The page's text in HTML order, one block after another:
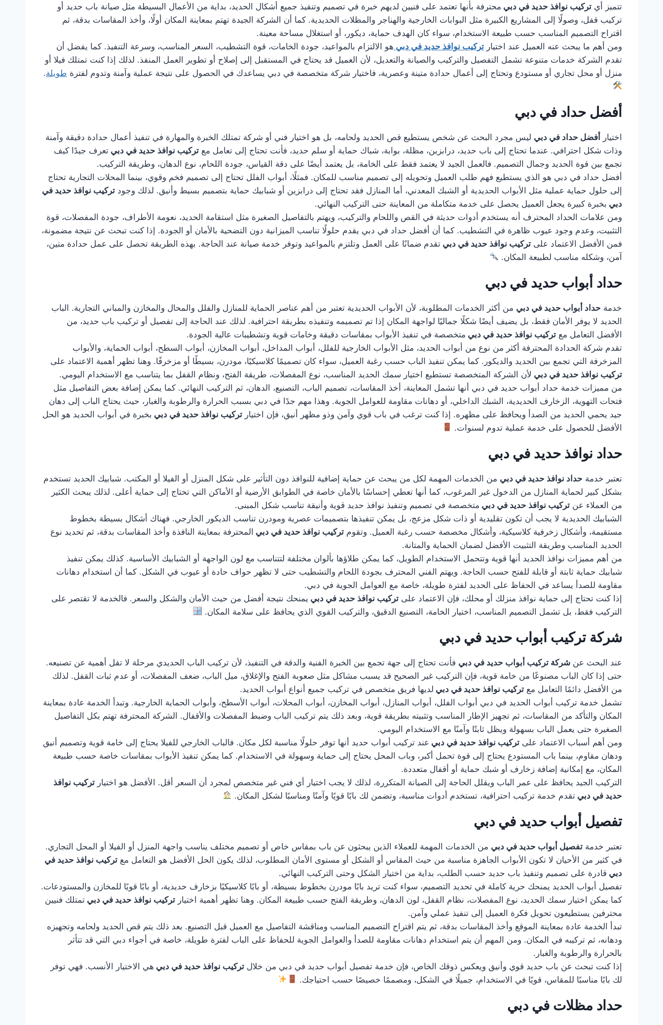
تتميز أي تركيب نوافذ حديد في دبي محترفة بأنها تعتمد على فنيين لديهم خبرة في تصميم وتنفيذ جميع أشكال الحديد، بداية من الأعمال البسيطة مثل صيانة باب حديد أو
تركيب قفل، وصولًا إلى المشاريع الكبيرة مثل البوابات الخارجية والهناجر والمظلات الحديدية. كما أن الشركة الجيدة تهتم بمعاينة المكان أولًا، وأخذ المقاسات بدقة، ثم
اقتراح التصميم المناسب حسب طبيعة الاستخدام، سواء كان الهدف حماية، ديكور، أو استغلال مساحة معينة.
ومن أهم ما يبحث عنه العميل عند اختيار تركيب نوافذ حديد في دبي هو الالتزام بالمواعيد، جودة الخامات، قوة التشطيب، السعر المناسب، وسرعة التنفيذ. كما يفضل أن
تقدم الشركة خدمات متنوعة تشمل التفصيل والتركيب والصيانة والتعديل، لأن العميل قد يحتاج في المستقبل إلى إصلاح أو تطوير العمل المنفذ. لذلك إذا كنت تمتلك فيلا أو
منزل أو محل تجاري أو مستودع وتحتاج إلى أعمال حدادة متينة وعصرية، فاختيار شركة متخصصة في دبي يساعدك في الحصول على نتيجة عملية وآمنة وتدوم لفترة طويلة.
أفضل حداد في دبي
اختيار أفضل حداد في دبي ليس مجرد البحث عن شخص يستطيع قص الحديد ولحامه، بل هو اختيار فني أو شركة تمتلك الخبرة والمهارة في تنفيذ أعمال حدادة دقيقة وآمنة
وذات شكل احترافي. عندما تحتاج إلى باب حديد، درابزين، مظلة، بوابة، شباك حماية أو سلم حديد، فأنت تحتاج إلى تعامل مع تركيب نوافذ حديد في دبي تعرف جيدًا كيف
تجمع بين قوة الحديد وجمال التصميم. فالعمل الجيد لا يعتمد فقط على الخامة، بل يعتمد أيضًا على دقة القياس، جودة اللحام، نوع الدهان، وطريقة التركيب.
أفضل حداد في دبي هو الذي يستطيع فهم طلب العميل وتحويله إلى تصميم مناسب للمكان. فمثلًا، أبواب الفلل تحتاج إلى تصميم فخم وقوي، بينما المحلات التجارية تحتاج
إلى حلول حماية عملية مثل الأبواب الحديدية أو الشبك المعدني، أما المنازل فقد تحتاج إلى درابزين أو شبابيك حماية بتصميم بسيط وأنيق. لذلك وجود تركيب نوافذ حديد في
دبي بخبرة كبيرة يجعل العميل يحصل على خدمة متكاملة من المعاينة حتى التركيب النهائي.
ومن علامات الحداد المحترف أنه يستخدم أدوات حديثة في القص واللحام والتركيب، ويهتم بالتفاصيل الصغيرة مثل استقامة الحديد، نعومة الأطراف، جودة المفصلات، قوة
التثبيت، وعدم وجود عيوب ظاهرة في التشطيب. كما أن أفضل حداد في دبي يقدم حلولًا تناسب الميزانية دون التضحية بالأمان أو الجودة. إذا كنت تبحث عن نتيجة مضمونة،
فمن الأفضل الاعتماد على تركيب نوافذ حديد في دبي تقدم ضمانًا على العمل وتلتزم بالمواعيد وتوفر خدمة صيانة عند الحاجة. بهذه الطريقة تحصل على عمل حدادة متين،
آمن، وشكله مناسب لطبيعة المكان.
حداد أبواب حديد في دبي
خدمة حداد أبواب حديد في دبي من أكثر الخدمات المطلوبة، لأن الأبواب الحديدية تعتبر من أهم عناصر الحماية للمنازل والفلل والمحال والمخازن والمباني التجارية. الباب
الحديد لا يوفر الأمان فقط، بل يضيف أيضًا شكلًا جماليًا لواجهة المكان إذا تم تصميمه وتنفيذه بطريقة احترافية. لذلك عند الحاجة إلى تفصيل أو تركيب باب حديد، من
الأفضل التعامل مع تركيب نوافذ حديد في دبي متخصصة في تنفيذ الأبواب بمقاسات دقيقة وخامات قوية وتشطيبات عالية الجودة.
تقدم شركة الحدادة المحترفة أكثر من نوع من أبواب الحديد، مثل الأبواب الخارجية للفلل، أبواب المداخل، أبواب المخازن، أبواب السطح، أبواب الحماية، والأبواب
المزخرفة التي تجمع بين الحديد والديكور. كما يمكن تنفيذ الباب حسب رغبة العميل، سواء كان تصميمًا كلاسيكيًا، مودرن، بسيطًا أو مزخرفًا. وهنا تظهر أهمية الاعتماد على
تركيب نوافذ حديد في دبي لأن الشركة المتخصصة تستطيع اختيار سمك الحديد المناسب، نوع المفصلات، طريقة الفتح، ونظام القفل بما يتناسب مع الاستخدام اليومي.
من مميزات خدمة حداد أبواب حديد في دبي أنها تشمل المعاينة، أخذ المقاسات، تصميم الباب، التصنيع، الدهان، ثم التركيب النهائي. كما يمكن إضافة بعض التفاصيل مثل
فتحات التهوية، الزخارف الحديدية، الشبك الداخلي، أو دهانات مقاومة للعوامل الجوية. وهذا مهم جدًا في دبي بسبب الحرارة والرطوبة والغبار، حيث يحتاج الباب إلى دهان
جيد يحمي الحديد من الصدأ ويحافظ على مظهره. إذا كنت ترغب في باب قوي وآمن وذو مظهر أنيق، فإن اختيار تركيب نوافذ حديد في دبي بخبرة في أبواب الحديد هو الحل
الأفضل للحصول على خدمة عملية تدوم لسنوات.
حداد نوافذ حديد في دبي
تعتبر خدمة حداد نوافذ حديد في دبي من الخدمات المهمة لكل من يبحث عن حماية إضافية للنوافذ دون التأثير على شكل المنزل أو الفيلا أو المكتب. شبابيك الحديد تستخدم
بشكل كبير لحماية المنازل من الدخول غير المرغوب، كما أنها تعطي إحساسًا بالأمان خاصة في الطوابق الأرضية أو الأماكن التي تحتاج إلى حماية أعلى. لذلك يبحث الكثير
من العملاء عن تركيب نوافذ حديد في دبي متخصصة في تصميم وتنفيذ نوافذ حديد قوية وأنيقة تناسب شكل المبنى.
الشبابيك الحديدية لا يجب أن تكون تقليدية أو ذات شكل مزعج، بل يمكن تنفيذها بتصميمات عصرية ومودرن تناسب الديكور الخارجي. فهناك أشكال بسيطة بخطوط
مستقيمة، وأشكال زخرفية كلاسيكية، وأشكال مخصصة حسب رغبة العميل. وتقوم تركيب نوافذ حديد في دبي المحترفة بمعاينة النافذة وأخذ المقاسات بدقة، ثم تحديد نوع
الحديد المناسب وطريقة التثبيت الأفضل لضمان الحماية والمتانة.
من أهم مميزات نوافذ الحديد أنها قوية وتتحمل الاستخدام الطويل، كما يمكن طلاؤها بألوان مختلفة لتتناسب مع لون الواجهة أو الشبابيك الأساسية. كذلك يمكن تنفيذ
شبابيك حماية ثابتة أو قابلة للفتح حسب الحاجة. ويهتم الفني المحترف بجودة اللحام والتشطيب حتى لا تظهر حواف حادة أو عيوب في الشكل. كما أن استخدام دهانات
مقاومة للصدأ يساعد في الحفاظ على الحديد لفترة طويلة، خاصة مع العوامل الجوية في دبي.
إذا كنت تحتاج إلى حماية نوافذ منزلك أو محلك، فإن الاعتماد على تركيب نوافذ حديد في دبي يمنحك نتيجة أفضل من حيث الأمان والشكل والسعر. فالخدمة لا تقتصر على
التركيب فقط، بل تشمل التصميم المناسب، اختيار الخامة، التصنيع الدقيق، والتركيب القوي الذي يحافظ على سلامة المكان.
شركة تركيب أبواب حديد في دبي
عند البحث عن شركة تركيب أبواب حديد في دبي فأنت تحتاج إلى جهة تجمع بين الخبرة الفنية والدقة في التنفيذ، لأن تركيب الباب الحديدي مرحلة لا تقل أهمية عن تصنيعه.
حتى إذا كان الباب مصنوعًا من خامة قوية، فإن التركيب غير الصحيح قد يسبب مشاكل مثل صعوبة الفتح والإغلاق، ميل الباب، ضعف المفصلات، أو عدم ثبات القفل. لذلك
من الأفضل دائمًا التعامل مع تركيب نوافذ حديد في دبي لديها فريق متخصص في تركيب جميع أنواع أبواب الحديد.
تشمل خدمة تركيب أبواب الحديد في دبي أبواب الفلل، أبواب المنازل، أبواب المخازن، أبواب المحلات، أبواب الأسطح، وأبواب الحماية الخارجية. وتبدأ الخدمة عادة بمعاينة
المكان والتأكد من المقاسات، ثم تجهيز الإطار المناسب وتثبيته بطريقة قوية، وبعد ذلك يتم تركيب الباب وضبط المفصلات والأقفال. الشركة المحترفة تهتم بكل التفاصيل
الصغيرة حتى يعمل الباب بسهولة ويظل ثابتًا وآمنًا مع الاستخدام اليومي.
ومن أهم أسباب الاعتماد على تركيب نوافذ حديد في دبي عند تركيب أبواب حديد أنها توفر حلولًا مناسبة لكل مكان. فالباب الخارجي للفيلا يحتاج إلى خامة قوية وتصميم أنيق
ودهان مقاوم، بينما باب المستودع يحتاج إلى قوة تحمل أكبر، وباب المحل يحتاج إلى حماية وسهولة في الاستخدام. كما يمكن تنفيذ الأبواب بمقاسات خاصة حسب طبيعة
المكان، مع إمكانية إضافة زخارف أو شبك حماية أو أقفال متعددة.
التركيب الجيد يحافظ على عمر الباب ويقلل الحاجة إلى الصيانة المتكررة، لذلك لا يجب اختيار أي فني غير متخصص لمجرد أن السعر أقل. الأفضل هو اختيار تركيب نوافذ
حديد في دبي تقدم خدمة تركيب احترافية، تستخدم أدوات مناسبة، وتضمن لك بابًا قويًا وآمنًا ومناسبًا لشكل المكان.
تفصيل أبواب حديد في دبي
تعتبر خدمة تفصيل أبواب حديد في دبي من الخدمات المهمة للعملاء الذين يبحثون عن باب بمقاس خاص أو تصميم مختلف يناسب واجهة المنزل أو الفيلا أو المحل التجاري.
في كثير من الأحيان لا تكون الأبواب الجاهزة مناسبة من حيث المقاس أو الشكل أو مستوى الأمان المطلوب، لذلك يكون الحل الأفضل هو التعامل مع تركيب نوافذ حديد في
دبي قادرة على تصميم وتنفيذ باب حديد حسب الطلب، بداية من اختيار الشكل وحتى التركيب النهائي.
تفصيل أبواب الحديد يمنحك حرية كاملة في تحديد التصميم، سواء كنت تريد بابًا مودرن بخطوط بسيطة، أو بابًا كلاسيكيًا بزخارف حديدية، أو بابًا قويًا للمخازن والمستودعات.
كما يمكن اختيار سمك الحديد، نوع المفصلات، نظام القفل، لون الدهان، وطريقة الفتح حسب طبيعة المكان. وهنا تظهر أهمية اختيار تركيب نوافذ حديد في دبي تمتلك فنيين
محترفين يستطيعون تحويل فكرة العميل إلى تنفيذ عملي وآمن.
تبدأ الخدمة عادة بمعاينة الموقع وأخذ المقاسات بدقة، ثم يتم اقتراح التصميم المناسب ومناقشة التفاصيل مع العميل قبل التصنيع. بعد ذلك يتم قص الحديد ولحامه وتجهيزه
ودهانه، ثم تركيبه في المكان. ومن المهم أن يتم استخدام دهانات مقاومة للصدأ والعوامل الجوية للحفاظ على الباب لفترة طويلة، خاصة في أجواء دبي التي قد تتأثر
بالحرارة والرطوبة والغبار.
إذا كنت تبحث عن باب حديد قوي وأنيق ويعكس ذوقك الخاص، فإن خدمة تفصيل أبواب حديد في دبي من خلال تركيب نوافذ حديد في دبي هي الاختيار الأنسب. فهي توفر
لك بابًا مناسبًا للمقاس، قويًا في الاستخدام، جميلًا في الشكل، ومصممًا خصيصًا حسب احتياجك.
حداد مظلات في دبي